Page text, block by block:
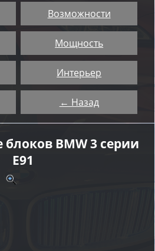
Возможности
Мощность
Интерьер
← Назад
BMW 3 серии
E91